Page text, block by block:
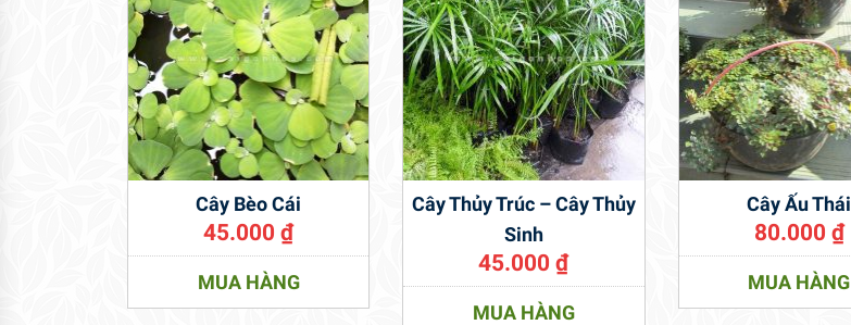
Cây Bèo Cái
45.000₫
MUA HÀNG
Cây Thủy Trúc – Cây Thủy
Sinh
45.000₫
MUA HÀNG
Cây Ấu Thái
80.000 ₫
MUA HÀNG